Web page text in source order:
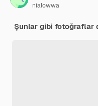
nialowwa
Şunlar gibi fotoğraflar